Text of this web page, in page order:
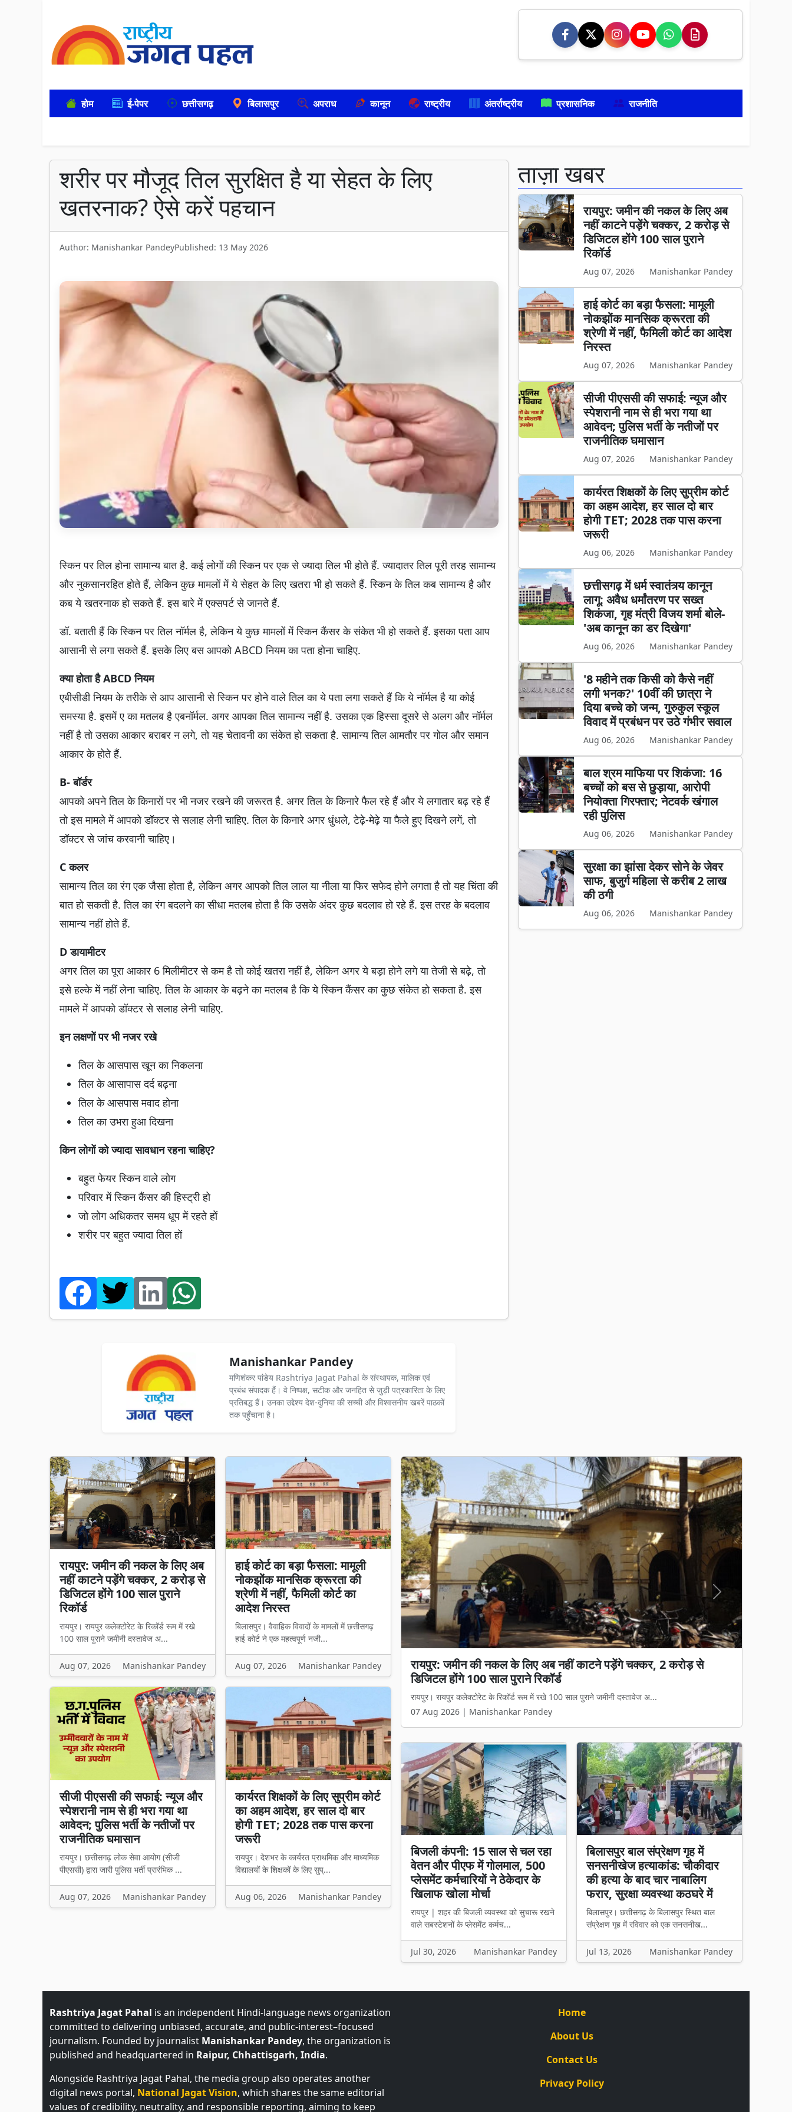
होम ई-पेपर छत्तीसगढ़ बिलासपुर अपराध कानून राष्ट्रीय अंतर्राष्ट्रीय प्रशासनिक राजनीति
शरीर पर मौजूद तिल सुरक्षित है या सेहत के लिए
खतरनाक? ऐसे करें पहचान
Author: Manishankar PandeyPublished: 13 May 2026
स्किन पर तिल होना सामान्य बात है. कई लोगों की स्किन पर एक से ज्यादा तिल भी होते हैं. ज्यादातर तिल पूरी तरह सामान्य
और नुकसानरहित होते हैं, लेकिन कुछ मामलों में ये सेहत के लिए खतरा भी हो सकते हैं. स्किन के तिल कब सामान्य है और
कब ये खतरनाक हो सकते हैं. इस बारे में एक्सपर्ट से जानते हैं.
डॉ. बताती हैं कि स्किन पर तिल नॉर्मल है, लेकिन ये कुछ मामलों में स्किन कैंसर के संकेत भी हो सकते हैं. इसका पता आप
आसानी से लगा सकते हैं. इसके लिए बस आपको ABCD नियम का पता होना चाहिए.
क्या होता है ABCD नियम
एबीसीडी नियम के तरीके से आप आसानी से स्किन पर होने वाले तिल का ये पता लगा सकते हैं कि ये नॉर्मल है या कोई
समस्या है. इसमें ए का मतलब है एबनॉर्मल. अगर आपका तिल सामान्य नहीं है. उसका एक हिस्सा दूसरे से अलग और नॉर्मल
नहीं है तो उसका आकार बराबर न लगे, तो यह चेतावनी का संकेत हो सकता है. सामान्य तिल आमतौर पर गोल और समान
आकार के होते हैं.
B- बॉर्डर
आपको अपने तिल के किनारों पर भी नजर रखने की जरूरत है. अगर तिल के किनारे फैल रहे हैं और ये लगातार बढ़ रहे हैं
तो इस मामले में आपको डॉक्टर से सलाह लेनी चाहिए. तिल के किनारे अगर धुंधले, टेढ़े-मेढ़े या फैले हुए दिखने लगें, तो
डॉक्टर से जांच करवानी चाहिए।
C कलर
सामान्य तिल का रंग एक जैसा होता है, लेकिन अगर आपको तिल लाल या नीला या फिर सफेद होने लगता है तो यह चिंता की
बात हो सकती है. तिल का रंग बदलने का सीधा मतलब होता है कि उसके अंदर कुछ बदलाव हो रहे हैं. इस तरह के बदलाव
सामान्य नहीं होते हैं.
D डायामीटर
अगर तिल का पूरा आकार 6 मिलीमीटर से कम है तो कोई खतरा नहीं है, लेकिन अगर ये बड़ा होने लगे या तेजी से बढ़े, तो
इसे हल्के में नहीं लेना चाहिए. तिल के आकार के बढ़ने का मतलब है कि ये स्किन कैंसर का कुछ संकेत हो सकता है. इस
मामले में आपको डॉक्टर से सलाह लेनी चाहिए.
इन लक्षणों पर भी नजर रखे
तिल के आसपास खून का निकलना
तिल के आसापास दर्द बढ़ना
तिल के आसपास मवाद होना
तिल का उभरा हुआ दिखना
किन लोगों को ज्यादा सावधान रहना चाहिए?
बहुत फेयर स्किन वाले लोग
परिवार में स्किन कैंसर की हिस्ट्री हो
जो लोग अधिकतर समय धूप में रहते हों
शरीर पर बहुत ज्यादा तिल हों
Manishankar Pandey
मणिशंकर पांडेय Rashtriya Jagat Pahal के संस्थापक, मालिक एवं
प्रबंध संपादक हैं। वे निष्पक्ष, सटीक और जनहित से जुड़ी पत्रकारिता के लिए
प्रतिबद्ध हैं। उनका उद्देश्य देश-दुनिया की सच्ची और विश्वसनीय खबरें पाठकों
तक पहुँचाना है।
ताज़ा खबर
रायपुर: जमीन की नकल के लिए अब
नहीं काटने पड़ेंगे चक्कर, 2 करोड़ से
डिजिटल होंगे 100 साल पुराने
रिकॉर्ड
Aug 07, 2026 Manishankar Pandey
हाई कोर्ट का बड़ा फैसला: मामूली
नोकझोंक मानसिक क्रूरता की
श्रेणी में नहीं, फैमिली कोर्ट का आदेश
निरस्त
Aug 07, 2026 Manishankar Pandey
सीजी पीएससी की सफाई: न्यूज और
स्पेशरानी नाम से ही भरा गया था
आवेदन; पुलिस भर्ती के नतीजों पर
राजनीतिक घमासान
Aug 07, 2026 Manishankar Pandey
कार्यरत शिक्षकों के लिए सुप्रीम कोर्ट
का अहम आदेश, हर साल दो बार
होगी TET; 2028 तक पास करना
जरूरी
Aug 06, 2026 Manishankar Pandey
छत्तीसगढ़ में धर्म स्वातंत्र्य कानून
लागू: अवैध धर्मांतरण पर सख्त
शिकंजा, गृह मंत्री विजय शर्मा बोले-
'अब कानून का डर दिखेगा'
Aug 06, 2026 Manishankar Pandey
'8 महीने तक किसी को कैसे नहीं
लगी भनक?' 10वीं की छात्रा ने
दिया बच्चे को जन्म, गुरुकुल स्कूल
विवाद में प्रबंधन पर उठे गंभीर सवाल
Aug 06, 2026 Manishankar Pandey
बाल श्रम माफिया पर शिकंजा: 16
बच्चों को बस से छुड़ाया, आरोपी
नियोक्ता गिरफ्तार; नेटवर्क खंगाल
रही पुलिस
Aug 06, 2026 Manishankar Pandey
सुरक्षा का झांसा देकर सोने के जेवर
साफ, बुजुर्ग महिला से करीब 2 लाख
की ठगी
Aug 06, 2026 Manishankar Pandey
रायपुर: जमीन की नकल के लिए अब
नहीं काटने पड़ेंगे चक्कर, 2 करोड़ से
डिजिटल होंगे 100 साल पुराने
रिकॉर्ड
रायपुर। रायपुर कलेक्टोरेट के रिकॉर्ड रूम में रखे
100 साल पुराने जमीनी दस्तावेज अ...
Aug 07, 2026 Manishankar Pandey
हाई कोर्ट का बड़ा फैसला: मामूली
नोकझोंक मानसिक क्रूरता की
श्रेणी में नहीं, फैमिली कोर्ट का
आदेश निरस्त
बिलासपुर। वैवाहिक विवादों के मामलों में छत्तीसगढ़
हाई कोर्ट ने एक महत्वपूर्ण नजी...
Aug 07, 2026 Manishankar Pandey
सीजी पीएससी की सफाई: न्यूज और
स्पेशरानी नाम से ही भरा गया था
आवेदन; पुलिस भर्ती के नतीजों पर
राजनीतिक घमासान
रायपुर। छत्तीसगढ़ लोक सेवा आयोग (सीजी
पीएससी) द्वारा जारी पुलिस भर्ती प्रारंभिक ...
Aug 07, 2026 Manishankar Pandey
कार्यरत शिक्षकों के लिए सुप्रीम कोर्ट
का अहम आदेश, हर साल दो बार
होगी TET; 2028 तक पास करना
जरूरी
रायपुर। देशभर के कार्यरत प्राथमिक और माध्यमिक
विद्यालयों के शिक्षकों के लिए सुप्...
Aug 06, 2026 Manishankar Pandey
हाई कोर्ट का बड़ा फैसला: मामूली नोकझोंक मानसिक क्रूरता की श्रेणी में नहीं,
फैमिली कोर्ट का आदेश निरस्त
बिलासपुर। वैवाहिक विवादों के मामलों में छत्तीसगढ़ हाई कोर्ट ने एक महत्वपूर्ण नजी...
07 Aug 2026 | Manishankar Pandey
Previous Next
बिजली कंपनी: 15 साल से चल रहा
वेतन और पीएफ में गोलमाल, 500
प्लेसमेंट कर्मचारियों ने ठेकेदार के
खिलाफ खोला मोर्चा
रायपुर | शहर की बिजली व्यवस्था को सुचारू रखने
वाले सबस्टेशनों के प्लेसमेंट कर्मच...
Jul 30, 2026 Manishankar Pandey
बिलासपुर बाल संप्रेक्षण गृह में
सनसनीखेज हत्याकांड: चौकीदार
की हत्या के बाद चार नाबालिग
फरार, सुरक्षा व्यवस्था कठघरे में
बिलासपुर। छत्तीसगढ़ के बिलासपुर स्थित बाल
संप्रेक्षण गृह में रविवार को एक सनसनीख...
Jul 13, 2026 Manishankar Pandey
Rashtriya Jagat Pahal is an independent Hindi-language news organization
committed to delivering unbiased, accurate, and public-interest–focused
journalism. Founded by journalist Manishankar Pandey, the organization is
published and headquartered in Raipur, Chhattisgarh, India.
Alongside Rashtriya Jagat Pahal, the media group also operates another
digital news portal, National Jagat Vision, which shares the same editorial
values of credibility, neutrality, and responsible reporting, aiming to keep
Home
About Us
Contact Us
Privacy Policy